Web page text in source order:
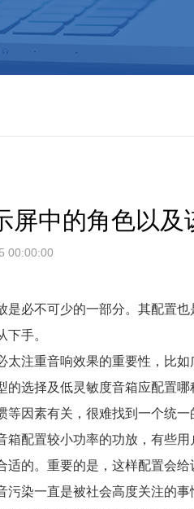
屏中的角色以及
00:00:00
是必不可少的一部分。其配置
手。
注重音响效果的重要性，比
选择及低灵敏度音箱应配置
因素有关，很难找到一个统一
配置较小功率的功放，有些用
的。重要的是，这样配置会给
染一直是被社会高度关注的